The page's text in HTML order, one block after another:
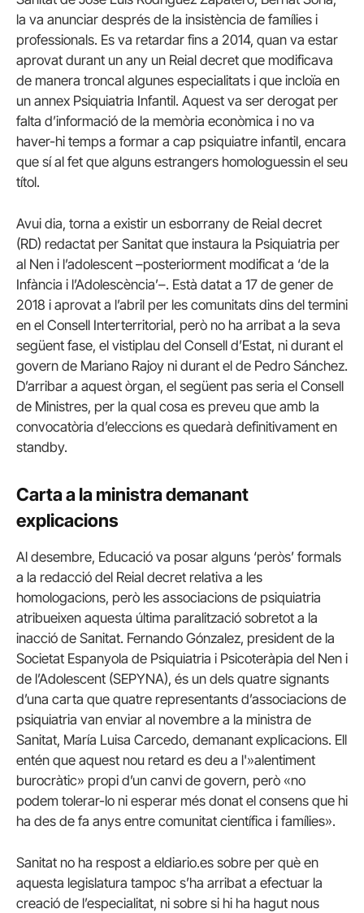
la va anunciar després de la insistència de famílies i
professionals. Es va retardar fins a 2014, quan va estar
aprovat durant un any un Reial decret que modificava
de manera troncal algunes especialitats i que incloïa en
un annex Psiquiatria Infantil. Aquest va ser derogat per
falta d’informació de la memòria econòmica i no va
haver-hi temps a formar a cap psiquiatre infantil, encara
que sí al fet que alguns estrangers homologuessin el seu
títol.
Avui dia, torna a existir un esborrany de Reial decret
(RD) redactat per Sanitat que instaura la Psiquiatria per
al Nen i l’adolescent –posteriorment modificat a ‘de la
Infància i l’Adolescència’–. Està datat a 17 de gener de
2018 i aprovat a l’abril per les comunitats dins del termini
en el Consell Interterritorial, però no ha arribat a la seva
següent fase, el vistiplau del Consell d’Estat, ni durant el
govern de Mariano Rajoy ni durant el de Pedro Sánchez.
D’arribar a aquest òrgan, el següent pas seria el Consell
de Ministres, per la qual cosa es preveu que amb la
convocatòria d’eleccions es quedarà definitivament en
standby.
Carta a la ministra demanant
explicacions
Al desembre, Educació va posar alguns ‘peròs’ formals
a la redacció del Reial decret relativa a les
homologacions, però les associacions de psiquiatria
atribueixen aquesta última paralització sobretot a la
inacció de Sanitat. Fernando Gónzalez, president de la
Societat Espanyola de Psiquiatria i Psicoteràpia del Nen i
de l’Adolescent (SEPYNA), és un dels quatre signants
d’una carta que quatre representants d’associacions de
psiquiatria van enviar al novembre a la ministra de
Sanitat, María Luisa Carcedo, demanant explicacions. Ell
entén que aquest nou retard es deu a l'»alentiment
burocràtic» propi d’un canvi de govern, però «no
podem tolerar-lo ni esperar més donat el consens que hi
ha des de fa anys entre comunitat científica i famílies».
Sanitat no ha respost a eldiario.es sobre per què en
aquesta legislatura tampoc s’ha arribat a efectuar la
creació de l’especialitat, ni sobre si hi ha hagut nous